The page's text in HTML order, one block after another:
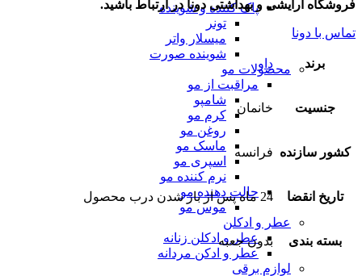
پاک کننده و شوینده
تونر
میسلار واتر
شوینده صورت
محصولات مو
مراقبت از مو
شامپو
کرم مو
روغن مو
ماسک مو
اسپری مو
نرم کننده مو
حالت دهنده مو
موس مو
عطر و ادکلن
عطر و ادکلن زنانه
عطر و ادکن مردانه
لوازم برقی
فروشگاه آرایشی و بهداشتی دونا در ارتباط باشید.
تماس با دونا
برند داو
جنسیت خانمان
کشور سازنده فرانسه
تاریخ انقضا 24 ماه پس از باز شدن درب محصول
بسته بندی بدون جعبه